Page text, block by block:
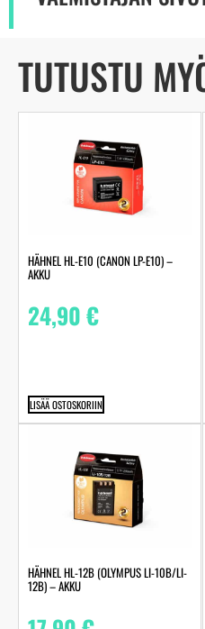
TUTUSTU
HÄHNEL HL-E10 (CANON LP-E10) –
AKKU
24,90€
LISÄÄ OSTOSKORIIN
HÄHNEL HL-12B (OLYMPUS LI-10B/LI-
12B) – AKKU